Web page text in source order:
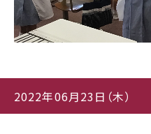
2022年06月23日（木）